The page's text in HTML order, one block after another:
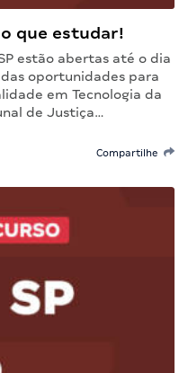
o que estudar!
estão abertas até o dia
oportunidades para
em Tecnologia da
de Justiça…
Compartilhe